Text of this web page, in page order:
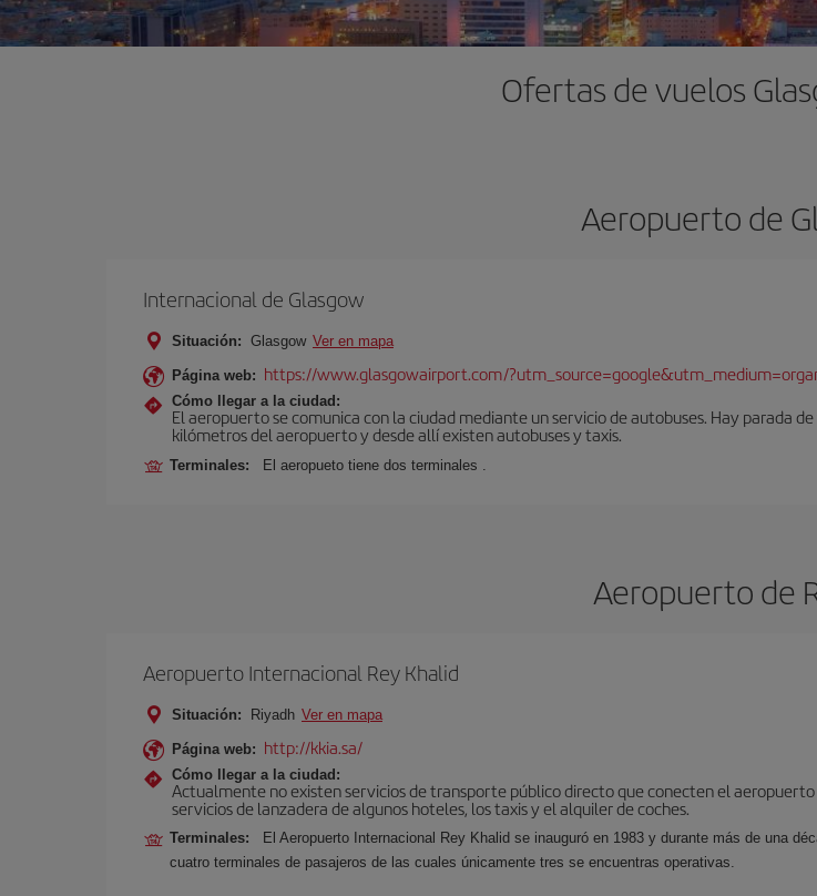
Ofertas de vuelos
Aeropuerto de
Internacional de Glasgow
Situación: Glasgow Ver en mapa
Página web: https://www.glasgowairport.com/
Cómo llegar a la ciudad:
El aeropuerto se comunica con la ciudad mediante un servicio de autobuses. Hay parada
kilómetros del aeropuerto y desde allí existen autobuses y taxis.
Terminales: El aeropueto tiene dos terminales .
Aeropuerto de
Aeropuerto Internacional Rey Khalid
Situación: Riyadh Ver en mapa
Página web: http://kkia.sa/
Cómo llegar a la ciudad:
Actualmente no existen servicios de transporte público directo que conecten el
servicios de lanzadera de algunos hoteles, los taxis y el alquiler de coches.
Terminales:
El Aeropuerto Internacional Rey Khalid se inauguró en 1983 y durante más de una
cuatro terminales de pasajeros de las cuales únicamente tres se encuentras operativas.